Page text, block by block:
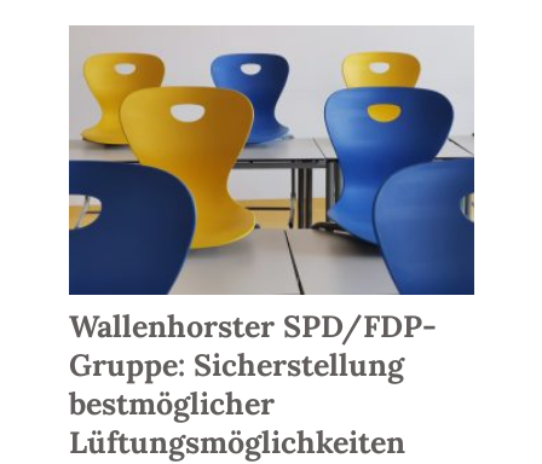
Wallenhorster SPD/FDP-
Gruppe: Sicherstellung
bestmöglicher
Lüftungsmöglichkeiten